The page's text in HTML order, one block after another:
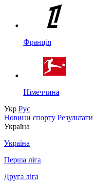
Франція
Німеччина
Укр Рус
Новини спорту Результати
Україна
Україна
Перша ліга
Друга ліга